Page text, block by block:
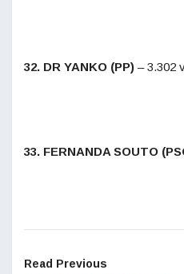
32. DR YANKO (PP) – 3.302
33. FERNANDA SOUTO
Read Previous